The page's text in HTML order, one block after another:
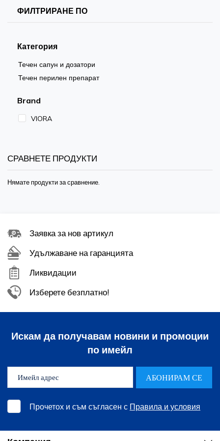
ФИЛТРИРАНЕ ПО
Категория
Течен сапун и дозатори
Течен перилен препарат
Brand
VIORA
СРАВНЕТЕ ПРОДУКТИ
Нямате продукти за сравнение.
Заявка за нов артикул
Удължаване на гаранцията
Ликвидации
Изберете безплатно!
Искам да получавам новини и промоции
по имейл
АБОНИРАМ СЕ
Прочетох и съм съгласен с Правила и условия